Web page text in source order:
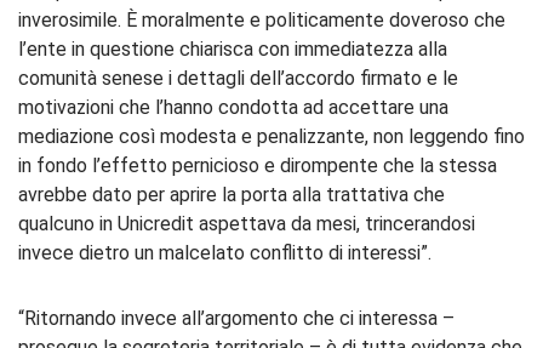
inverosimile. È moralmente e politicamente doveroso che
l’ente in questione chiarisca con immediatezza alla
comunità senese i dettagli dell’accordo firmato e le
motivazioni che l’hanno condotta ad accettare una
mediazione così modesta e penalizzante, non leggendo fino
in fondo l’effetto pernicioso e dirompente che la stessa
avrebbe dato per aprire la porta alla trattativa che
qualcuno in Unicredit aspettava da mesi, trincerandosi
invece dietro un malcelato conflitto di interessi”.
“Ritornando invece all’argomento che ci interessa –